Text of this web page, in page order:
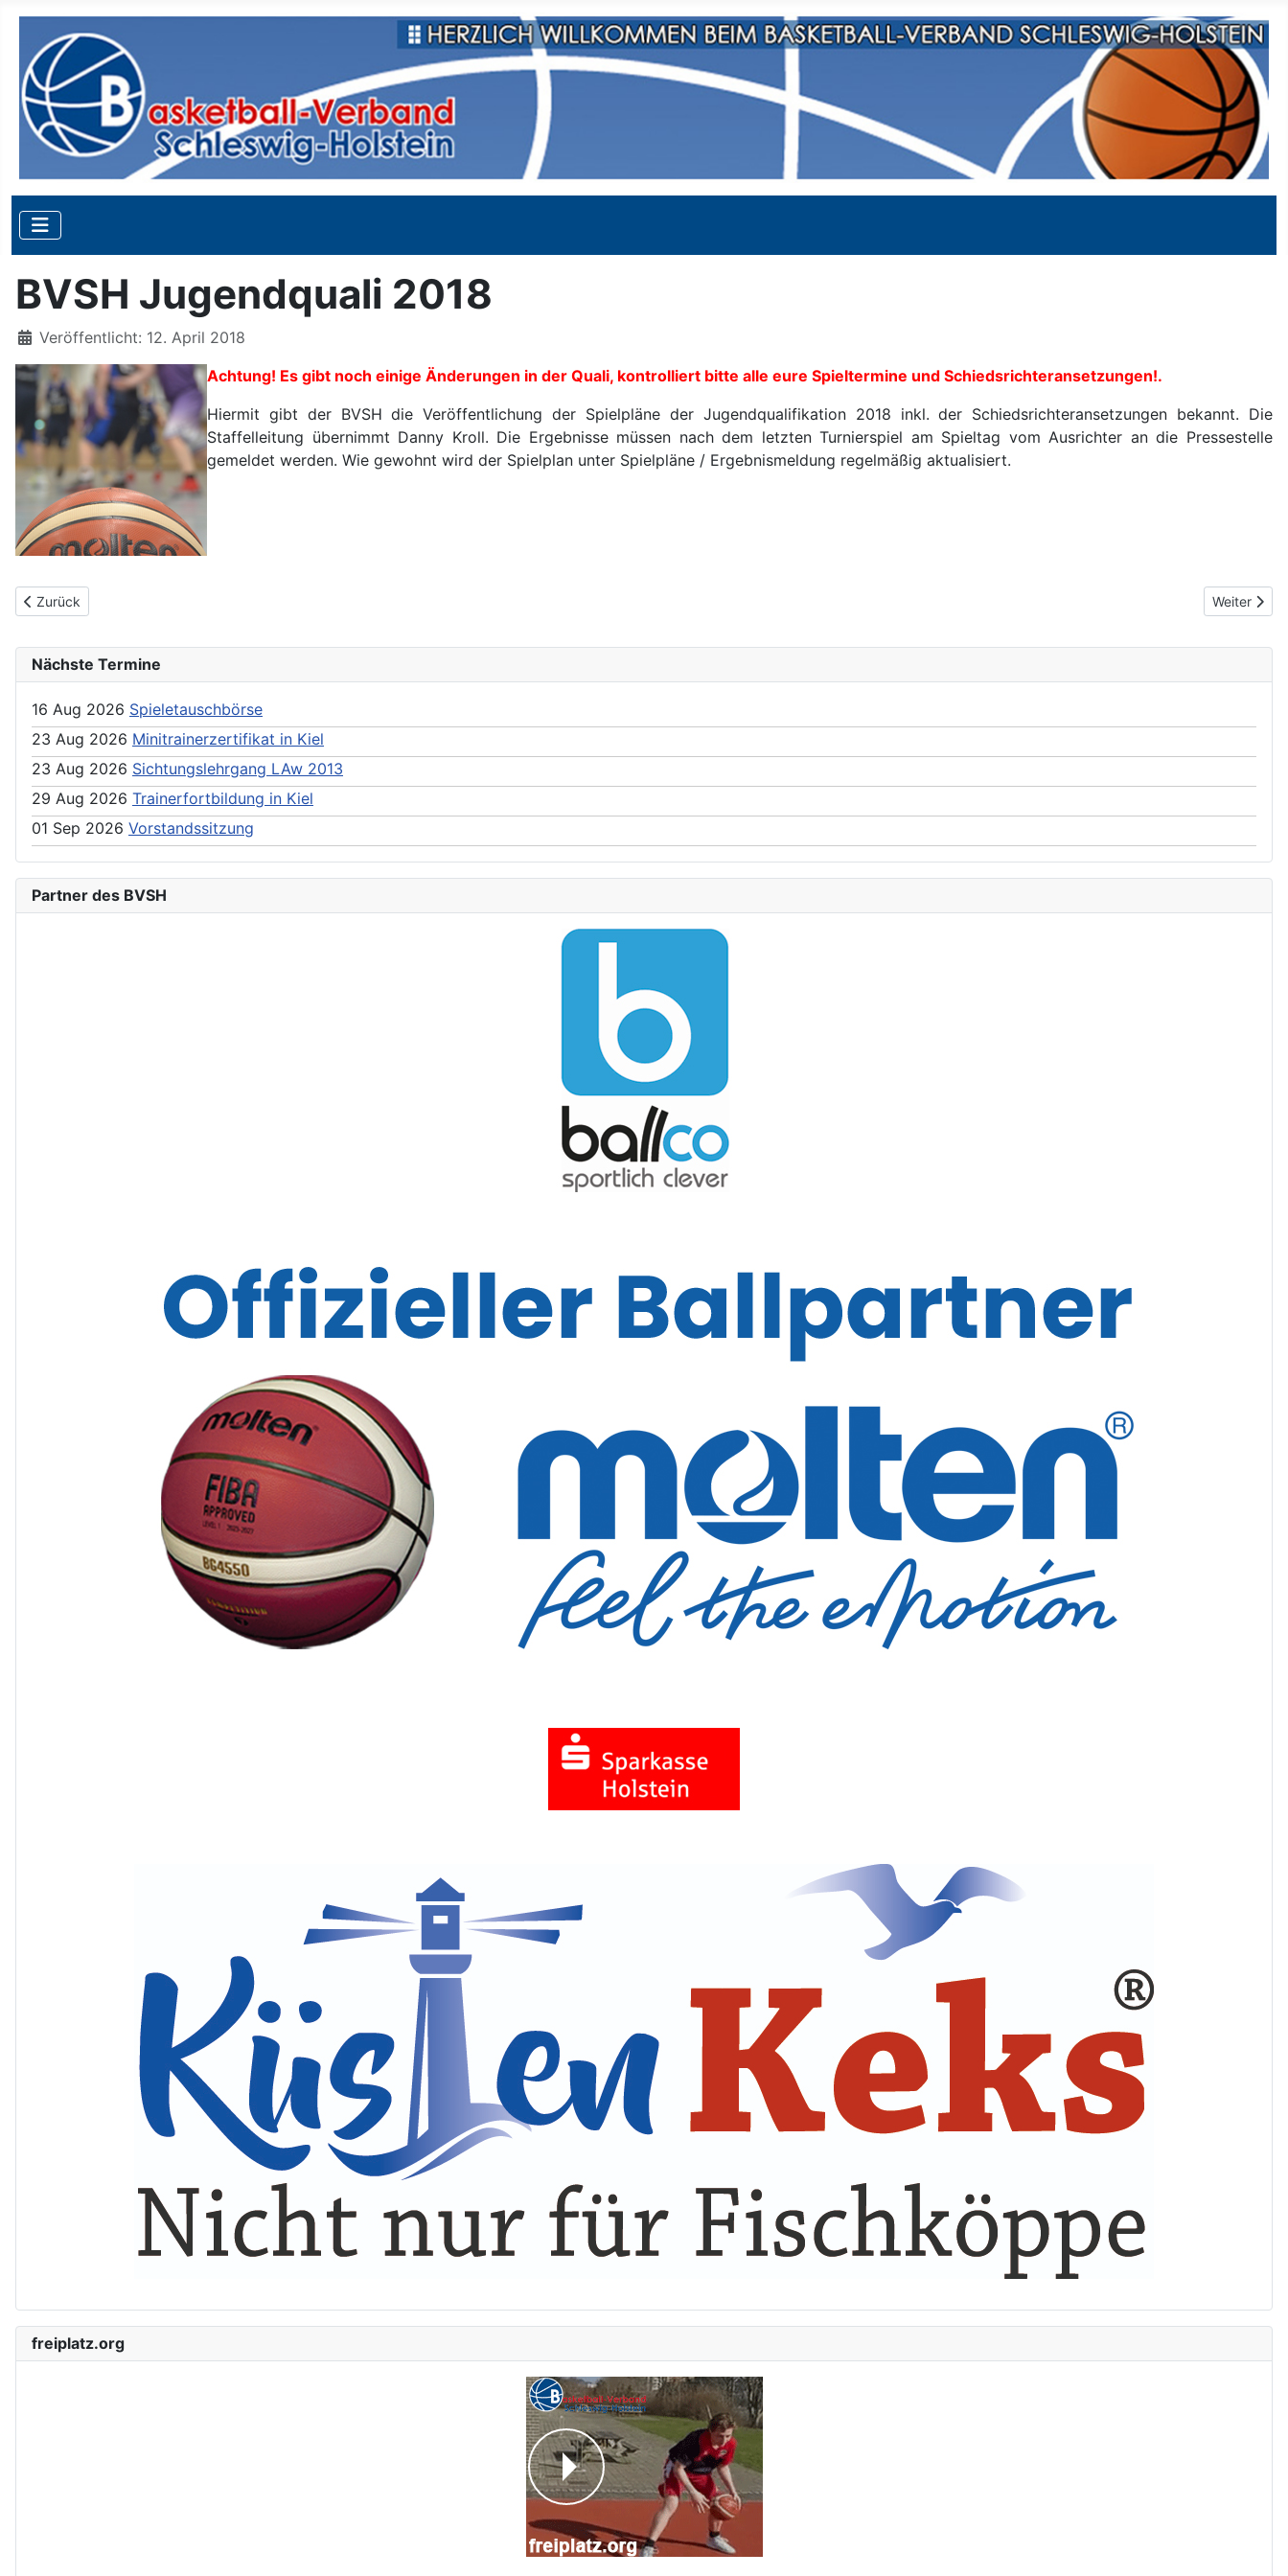
BVSH Jugendquali 2018
Details
Veröffentlicht: 12. April 2018
Achtung! Es gibt noch einige Änderungen in der Quali, kontrolliert bitte alle eure Spieltermine und Schiedsrichteransetzungen!.
Hiermit gibt der BVSH die Veröffentlichung der Spielpläne der Jugendqualifikation 2018 inkl. der Schiedsrichteransetzungen bekannt. Die
Staffelleitung übernimmt Danny Kroll. Die Ergebnisse müssen nach dem letzten Turnierspiel am Spieltag vom Ausrichter an die Pressestelle
gemeldet werden. Wie gewohnt wird der Spielplan unter Spielpläne / Ergebnismeldung regelmäßig aktualisiert.
Previous article: Erinnerung Meldefrist Saison 2018/19
Zurück Next
Weiter
Nächste Termine
16 Aug 2026 Spieletauschbörse
23 Aug 2026 Minitrainerzertifikat in Kiel
23 Aug 2026 Sichtungslehrgang LAw 2013
29 Aug 2026 Trainerfortbildung in Kiel
01 Sep 2026 Vorstandssitzung
Partner des BVSH
freiplatz.org